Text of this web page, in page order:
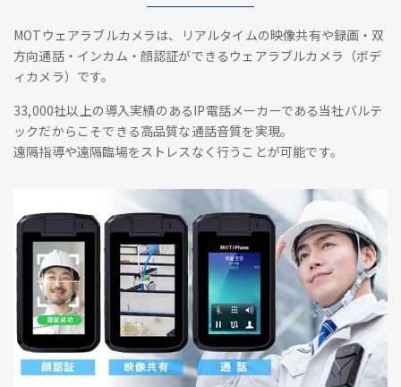
MOTウェアラブルカメラは、リアルタイムの映像共有や録画・双
方向通話・インカム・顔認証ができるウェアラブルカメラ（ボデ
ィカメラ）です。
33,000社以上の導入実績のあるIP電話メーカーである当社バルテ
ックだからこそできる高品質な通話音質を実現。
遠隔指導や遠隔臨場をストレスなく行うことが可能です。